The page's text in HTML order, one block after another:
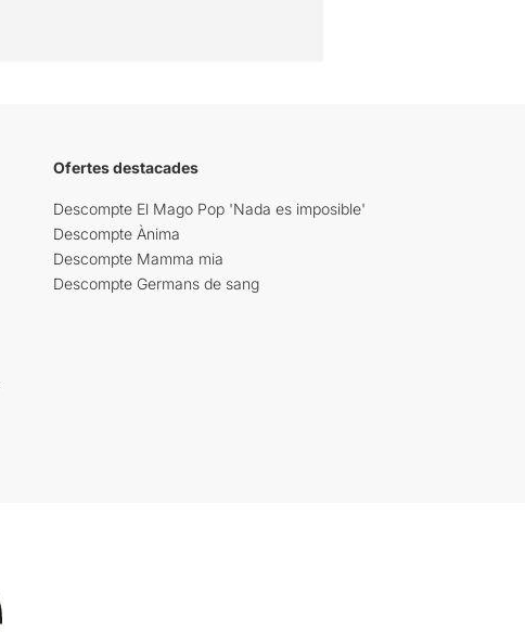
Ofertes destacades
Descompte El Mago Pop 'Nada es imposible'
Descompte Ànima
Descompte Mamma mia
Descompte Germans de sang